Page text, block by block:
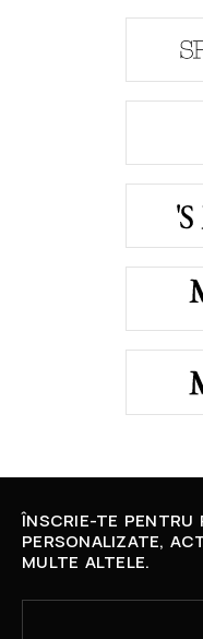
ÎNSCRIE-TE PENTRU
PERSONALIZATE,
MULTE ALTELE.